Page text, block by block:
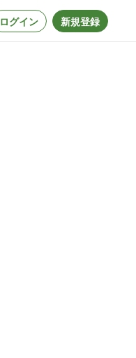
ログイン 新規登録